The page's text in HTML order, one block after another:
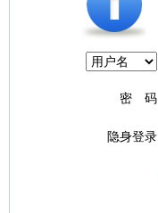
密 码
隐身登录